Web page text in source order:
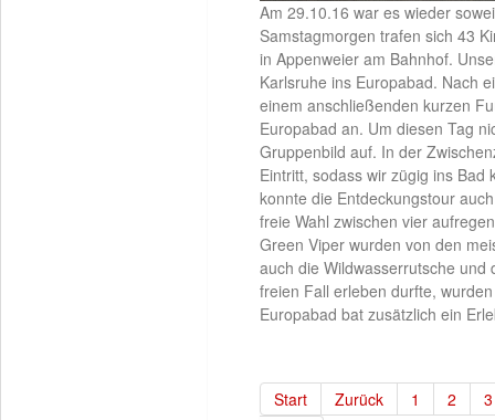
Am 29.10.16 war es wieder
Samstagmorgen trafen sich 43
in Appenweier am Bahnhof.
Karlsruhe ins Europabad. Nach
einem anschließenden kurzen
Europabad an. Um diesen Tag
Gruppenbild auf. In der
Eintritt, sodass wir zügig ins
konnte die Entdeckungstour
freie Wahl zwischen vier
Green Viper wurden von den
auch die Wildwasserrutsche
freien Fall erleben durfte,
Europabad bat zusätzlich ein
Start Zurück 1 2
3